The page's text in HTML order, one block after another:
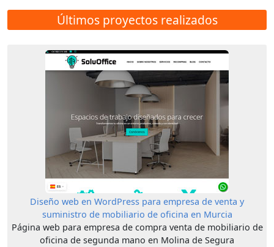
Últimos proyectos realizados
Diseño web en WordPress para empresa de venta y
suministro de mobiliario de oficina en Murcia
Página web para empresa de compra venta de mobiliario de
oficina de segunda mano en Molina de Segura